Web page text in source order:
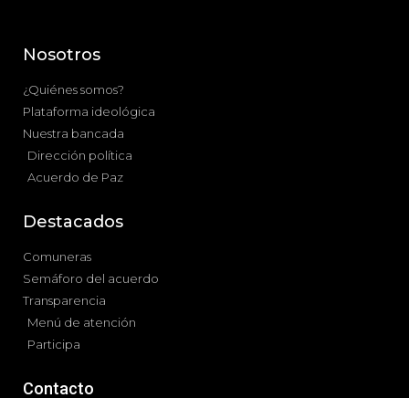
Nosotros
¿Quiénes somos?
Plataforma ideológica
Nuestra bancada
Dirección política
Acuerdo de Paz
Destacados
Comuneras
Semáforo del acuerdo
Transparencia
Menú de atención
Participa
Contacto